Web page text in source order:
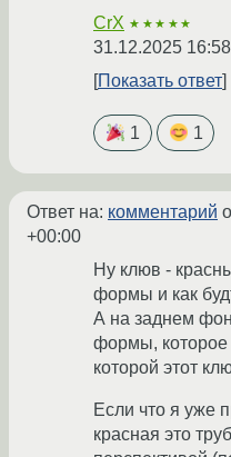
CrX ★★★★★
31.12.2025
Показать ответ
1 1
Ответ на: комментарий
+00:00
Ну клюв -
формы и как
А на заднем
формы, которое
которой этот
Если что я уже
красная это